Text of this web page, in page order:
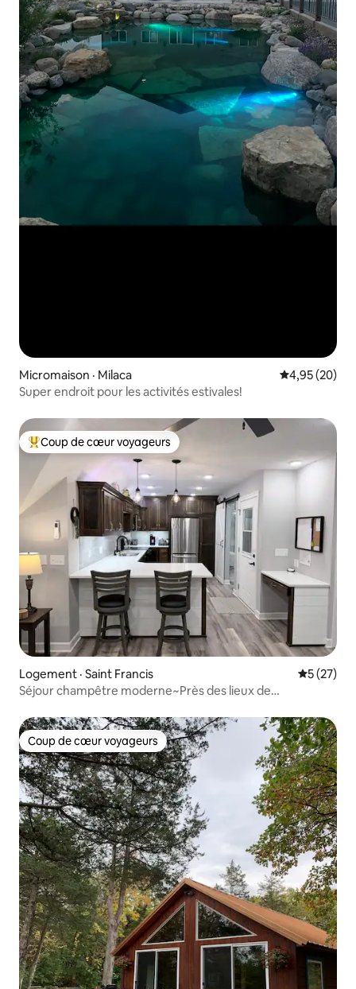
Micromaison · Milaca Note
4,95 (20)
Super endroit pour les activités estivales!
Coup de cœur voyageurs parmi les plus aimés
Coup de cœur voyageurs
Logement · Saint Francis Note
5 (27)
Séjour champêtre moderne~Près des lieux de
Coup de cœur voyageurs
Coup de cœur voyageurs